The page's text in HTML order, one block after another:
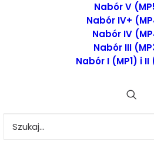
Nabór V
Nabór IV+
Nabór IV
Nabór III
Nabór I (MP1) i II